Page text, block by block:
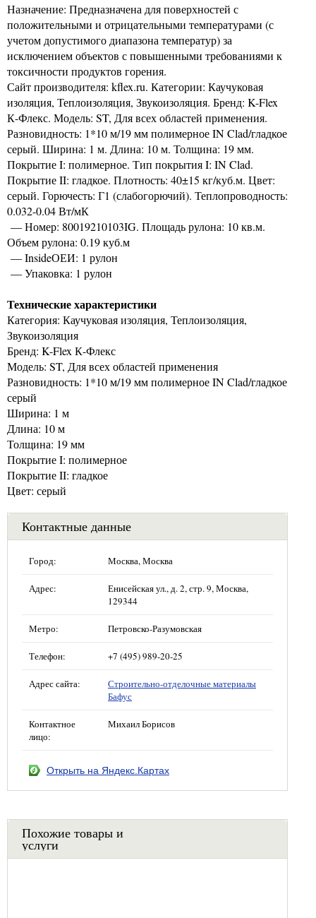
Назначение: Предназначена для поверхностей с
положительными и отрицательными температурами (с
учетом допустимого диапазона температур) за
исключением объектов с повышенными требованиями к
токсичности продуктов горения.
Сайт производителя: kflex.ru. Категории: Каучуковая
изоляция, Теплоизоляция, Звукоизоляция. Бренд: K-Flex
К-Флекс. Модель: ST, Для всех областей применения.
Разновидность: 1*10 м/19 мм полимерное IN Clad/гладкое
серый. Ширина: 1 м. Длина: 10 м. Толщина: 19 мм.
Покрытие I: полимерное. Тип покрытия I: IN Clad.
Покрытие II: гладкое. Плотность: 40±15 кг/куб.м. Цвет:
серый. Горючесть: Г1 (слабогорючий). Теплопроводность:
0.032-0.04 Вт/мК
— Номер: 80019210103IG. Площадь рулона: 10 кв.м.
Объем рулона: 0.19 куб.м
— InsideОЕИ: 1 рулон
— Упаковка: 1 рулон
Технические характеристики
Категория: Каучуковая изоляция, Теплоизоляция,
Звукоизоляция
Бренд: K-Flex К-Флекс
Модель: ST, Для всех областей применения
Разновидность: 1*10 м/19 мм полимерное IN Clad/гладкое
серый
Ширина: 1 м
Длина: 10 м
Толщина: 19 мм
Покрытие I: полимерное
Покрытие II: гладкое
Цвет: серый
Контактные данные
Город: Москва, Москва
Адрес:
Енисейская ул., д. 2, стр. 9, Москва,
129344
Метро: Петровско-Разумовская
Телефон: +7 (495) 989-20-25
Адрес сайта:
Строительно-отделочные материалы
Бафус
Контактное
лицо:
Михаил Борисов
Открыть на Яндекс.Картах
Похожие товары и
услуги